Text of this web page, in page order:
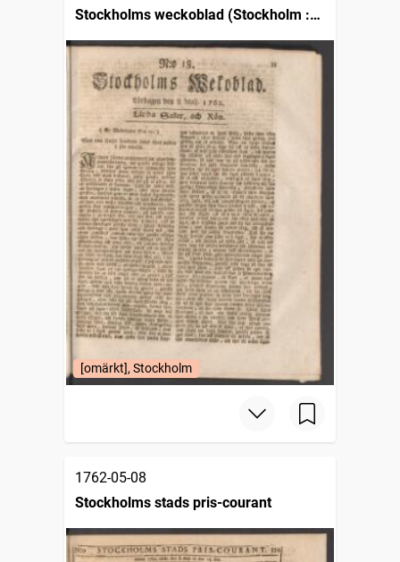
Stockholms weckoblad (Stockholm :
1745)
[omärkt], Stockholm
1762-05-08
Stockholms stads pris-courant